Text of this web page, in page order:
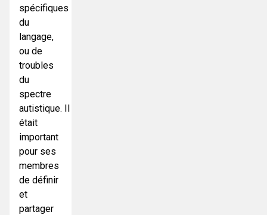
spécifiques
du
langage,
ou de
troubles
du
spectre
autistique. Il
était
important
pour ses
membres
de définir
et
partager